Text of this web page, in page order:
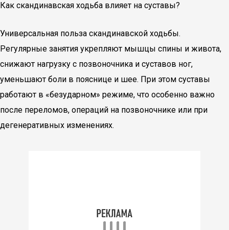
Как скандинавская ходьба влияет на суставы?
Универсальная польза скандинавской ходьбы.
Регулярные занятия укрепляют мышцы спины и живота,
снижают нагрузку с позвоночника и суставов ног,
уменьшают боли в пояснице и шее. При этом суставы
работают в «безударном» режиме, что особенно важно
после переломов, операций на позвоночнике или при
дегенеративных изменениях.